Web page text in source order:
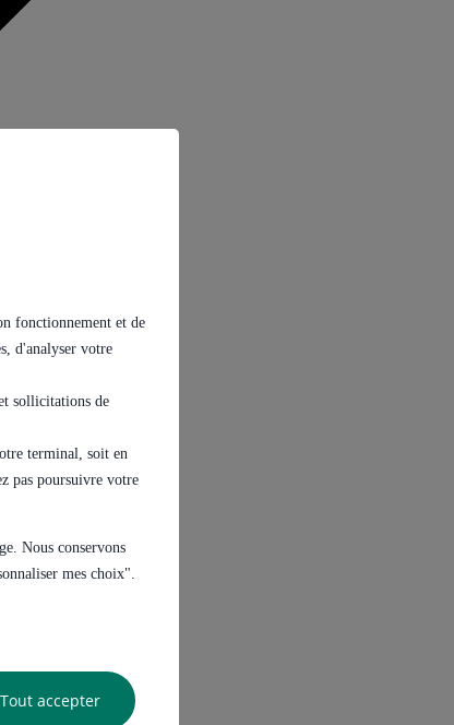
fonctionnement et de
d'analyser votre
sollicitations de
terminal, soit en
pas poursuivre votre
Nous conservons
mes choix".
Tout accepter